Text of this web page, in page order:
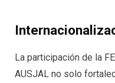
La participación de la
AUSJAL no solo